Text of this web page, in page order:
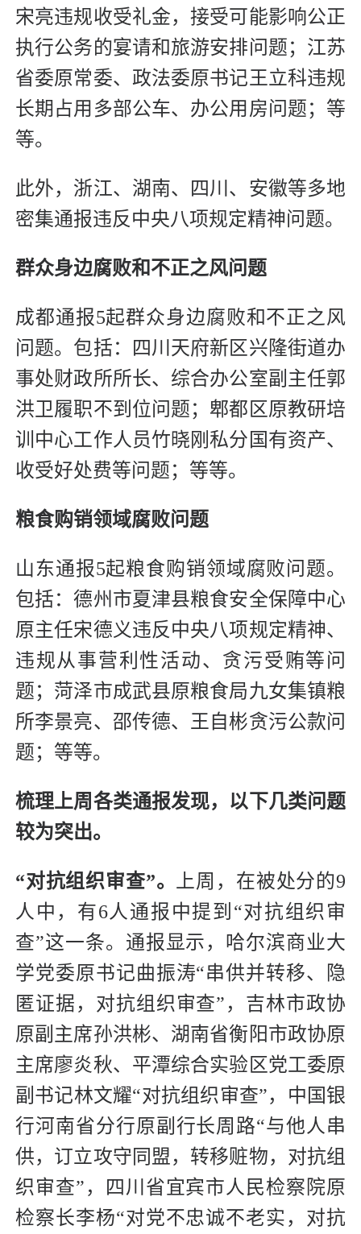
宋亮违规收受礼金，接受可能影响公正
执行公务的宴请和旅游安排问题；江苏
省委原常委、政法委原书记王立科违规
长期占用多部公车、办公用房问题；等
等。
此外，浙江、湖南、四川、安徽等多地
密集通报违反中央八项规定精神问题。
群众身边腐败和不正之风问题
成都通报5起群众身边腐败和不正之风
问题。包括：四川天府新区兴隆街道办
事处财政所所长、综合办公室副主任郭
洪卫履职不到位问题；郫都区原教研培
训中心工作人员竹晓刚私分国有资产、
收受好处费等问题；等等。
粮食购销领域腐败问题
山东通报5起粮食购销领域腐败问题。
包括：德州市夏津县粮食安全保障中心
原主任宋德义违反中央八项规定精神、
违规从事营利性活动、贪污受贿等问
题；菏泽市成武县原粮食局九女集镇粮
所李景亮、邵传德、王自彬贪污公款问
题；等等。
梳理上周各类通报发现，以下几类问题
较为突出。
“对抗组织审查”。
上周，在被处分的9
人中，有6人通报中提到“对抗组织审
查”这一条。通报显示，哈尔滨商业大
学党委原书记曲振涛“串供并转移、隐
匿证据，对抗组织审查”，吉林市政协
原副主席孙洪彬、湖南省衡阳市政协原
主席廖炎秋、平潭综合实验区党工委原
副书记林文耀“对抗组织审查”，中国银
行河南省分行原副行长周路“与他人串
供，订立攻守同盟，转移赃物，对抗组
织审查”，四川省宜宾市人民检察院原
检察长李杨“对党不忠诚不老实，对抗